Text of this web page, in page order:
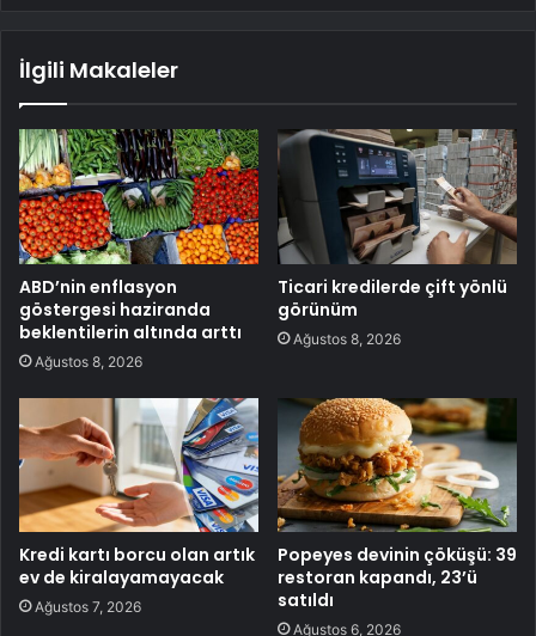
İlgili Makaleler
ABD’nin enflasyon
göstergesi haziranda
beklentilerin altında arttı
Ağustos 8, 2026
Ticari kredilerde çift yönlü
görünüm
Ağustos 8, 2026
Kredi kartı borcu olan artık
ev de kiralayamayacak
Ağustos 7, 2026
Popeyes devinin çöküşü: 39
restoran kapandı, 23’ü
satıldı
Ağustos 6, 2026